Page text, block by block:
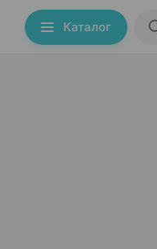
Каталог